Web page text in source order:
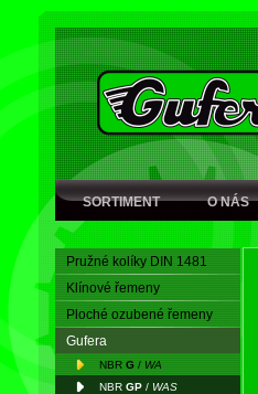
SORTIMENT O NÁS
Pružné kolíky DIN 1481
Klínové řemeny
Ploché ozubené řemeny
Gufera
NBR G / WA
NBR GP / WAS